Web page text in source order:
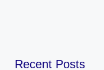
Recent Posts